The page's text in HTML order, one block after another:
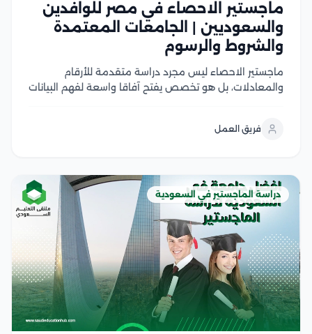
ماجستير الاحصاء في مصر للوافدين
والسعوديين | الجامعات المعتمدة
والشروط والرسوم
ماجستير الاحصاء ليس مجرد دراسة متقدمة للأرقام
والمعادلات، بل هو تخصص يفتح آفاقا واسعة لفهم البيانات
والذكاء الاصطناعي والبحث العلمي، أصبح المتخصصون
فريق العمل
دراسة الماجستير في السعودية